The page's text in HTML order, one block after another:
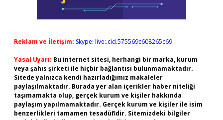
Reklam ve İletişim: Skype: live:.cid.575569c608265c69
Yasal Uyarı: Bu internet sitesi, herhangi bir marka, kurum
veya şahıs şirketi ile hiçbir bağlantısı bulunmamaktadır.
Sitede yalnızca kendi hazırladığımız makaleler
paylaşılmaktadır. Burada yer alan içerikler haber niteliği
taşımamakta olup, gerçek kurum ve kişiler hakkında
paylaşım yapılmamaktadır. Gerçek kurum ve kişiler ile isim
benzerlikleri tamamen tesadüfidir. Sitemizdeki bilgiler